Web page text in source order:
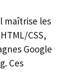
maîtrise les
CSS,
Google
Ces